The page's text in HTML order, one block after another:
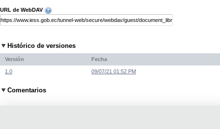
URL de WebDAV
Histórico de versiones
Versión Fecha
1.0 09/07/21 01:52 PM
Comentarios